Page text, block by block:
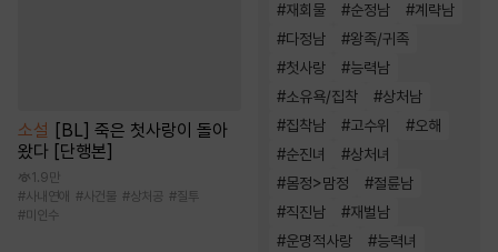
소설
[BL] 죽은 첫사랑이 돌아
왔다 [단행본]
1.9만
#사내연애 #사건물 #상처공 #질투
#미인수
#재회물 #순정남 #계략남
#다정남 #왕족/귀족
#첫사랑 #능력남
#소유욕/집착 #상처남
#집착남 #고수위 #오해
#순진녀 #상처녀
#몸정>맘정 #절륜남
#직진남 #재벌남
#운명적사랑 #능력녀